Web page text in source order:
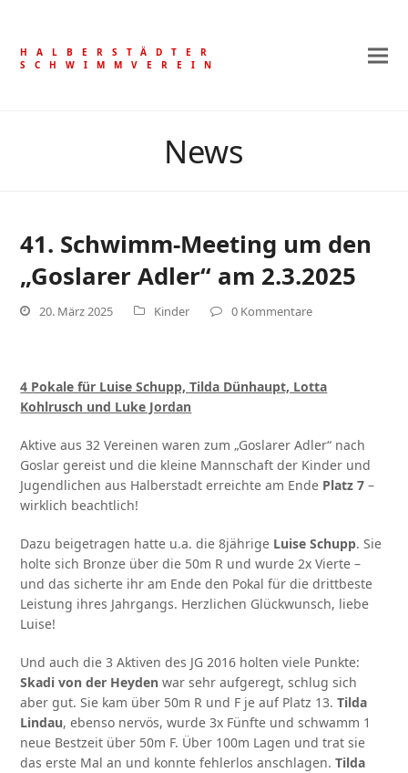
HALBERSTÄDTER
SCHWIMMVEREIN
News
41. Schwimm-Meeting um den
„Goslarer Adler“ am 2.3.2025
20. März 2025 Kinder 0 Kommentare
4 Pokale für Luise Schupp, Tilda Dünhaupt, Lotta
Kohlrusch und Luke Jordan
Aktive aus 32 Vereinen waren zum „Goslarer Adler“ nach
Goslar gereist und die kleine Mannschaft der Kinder und
Jugendlichen aus Halberstadt erreichte am Ende Platz 7 –
wirklich beachtlich!
Dazu beigetragen hatte u.a. die 8jährige Luise Schupp. Sie
holte sich Bronze über die 50m R und wurde 2x Vierte –
und das sicherte ihr am Ende den Pokal für die drittbeste
Leistung ihres Jahrgangs. Herzlichen Glückwunsch, liebe
Luise!
Und auch die 3 Aktiven des JG 2016 holten viele Punkte:
Skadi von der Heyden war sehr aufgeregt, schlug sich
aber gut. Sie kam über 50m R und F je auf Platz 13.Tilda
Lindau, ebenso nervös, wurde 3x Fünfte und schwamm 1
neue Bestzeit über 50m F. Über 100m Lagen und trat sie
das erste Mal an und konnte fehlerlos anschlagen.Tilda